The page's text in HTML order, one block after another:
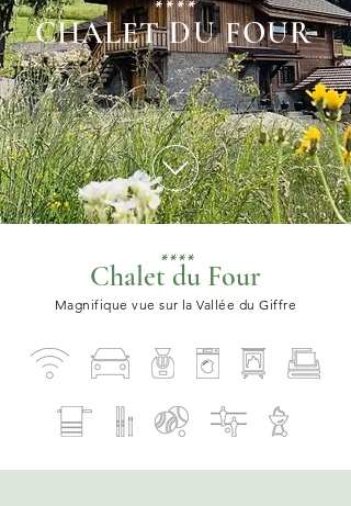
****
CHALET DU FOUR
****
Chalet du Four
Magnifique vue sur la Vallée du Giffre